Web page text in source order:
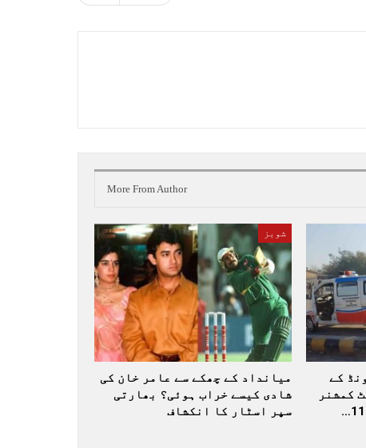
More From Author
کے
کمشنر
شوبز
میانداد کے چھکے سے عامر خان کی
شادی کیسے خراب ہوئی؟ بھارتی
سپر اسٹار کا انکشاف